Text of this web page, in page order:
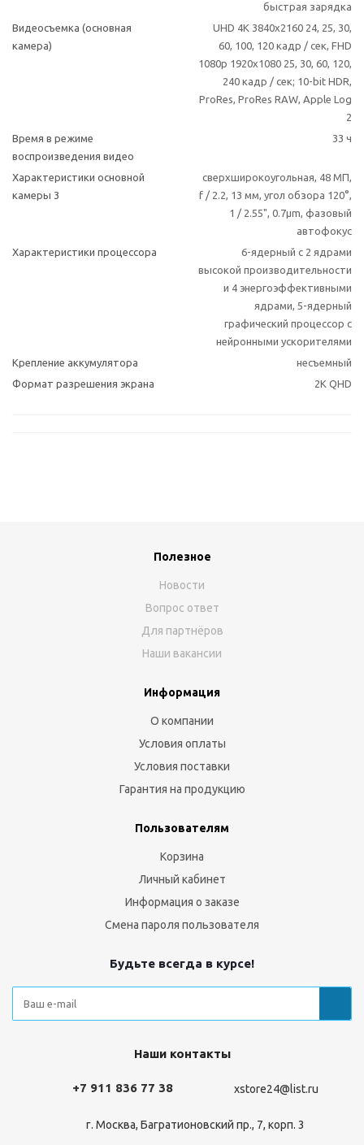
быстрая зарядка
Видеосъемка (основная
камера)
UHD 4K 3840x2160 24, 25, 30,
60, 100, 120 кадр / сек, FHD
1080p 1920x1080 25, 30, 60, 120,
240 кадр / сек; 10-bit HDR,
ProRes, ProRes RAW, Apple Log
2
Время в режиме
воспроизведения видео
33 ч
Характеристики основной
камеры 3
сверхширокоугольная, 48 МП,
f / 2.2, 13 мм, угол обзора 120°,
1 / 2.55", 0.7µm, фазовый
автофокус
Характеристики процессора
6-ядерный с 2 ядрами
высокой производительности
и 4 энергоэффективными
ядрами, 5-ядерный
графический процессор с
нейронными ускорителями
Крепление аккумулятора
несъемный
Формат разрешения экрана
2K QHD
Полезное
Новости
Вопрос ответ
Для партнёров
Наши вакансии
Информация
О компании
Условия оплаты
Условия поставки
Гарантия на продукцию
Пользователям
Корзина
Личный кабинет
Информация о заказе
Смена пароля пользователя
Будьте всегда в курсе!
Наши контакты
+7 911 836 77 38 xstore24@list.ru
г. Москва, Багратионовский пр., 7, корп. 3